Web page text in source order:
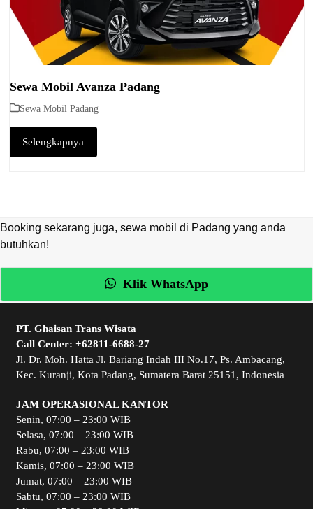
Sewa Mobil Avanza Padang
Sewa Mobil Padang
Selengkapnya
Booking sekarang juga, sewa mobil di Padang yang anda
butuhkan!
Klik WhatsApp
PT. Ghaisan Trans Wisata
Call Center: +62811-6688-27
Jl. Dr. Moh. Hatta Jl. Bariang Indah III No.17, Ps. Ambacang,
Kec. Kuranji, Kota Padang, Sumatera Barat 25151, Indonesia
JAM OPERASIONAL KANTOR
Senin, 07:00 – 23:00 WIB
Selasa, 07:00 – 23:00 WIB
Rabu, 07:00 – 23:00 WIB
Kamis, 07:00 – 23:00 WIB
Jumat, 07:00 – 23:00 WIB
Sabtu, 07:00 – 23:00 WIB